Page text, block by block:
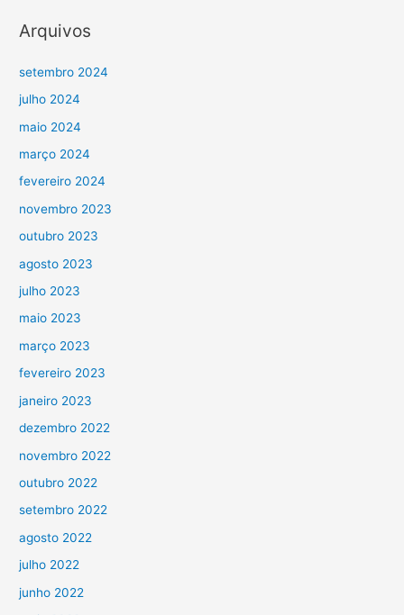
Arquivos
setembro 2024
julho 2024
maio 2024
março 2024
fevereiro 2024
novembro 2023
outubro 2023
agosto 2023
julho 2023
maio 2023
março 2023
fevereiro 2023
janeiro 2023
dezembro 2022
novembro 2022
outubro 2022
setembro 2022
agosto 2022
julho 2022
junho 2022